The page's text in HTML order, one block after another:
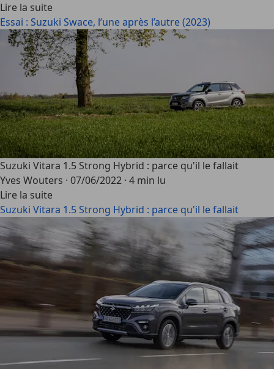
Lire la suite
Essai : Suzuki Swace, l’une après l’autre (2023)
Suzuki Vitara 1.5 Strong Hybrid : parce qu'il le fallait
Yves Wouters · 07/06/2022 · 4 min lu
Lire la suite
Suzuki Vitara 1.5 Strong Hybrid : parce qu'il le fallait